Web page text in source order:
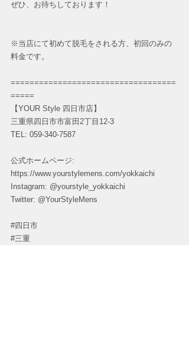
ぜひ、お待ちしております！
※当店にて初めて脱毛をされる方、初回のみの
料金です。
===================================
=====
【YOUR Style 四日市店】
三重県四日市市富田2丁目12-3
TEL: 059-340-7587
公式ホームページ:
https://www.yourstylemens.com/yokkaichi
Instagram: @yourstyle_yokkaichi
Twitter: @YourStyleMens
#四日市
#三重